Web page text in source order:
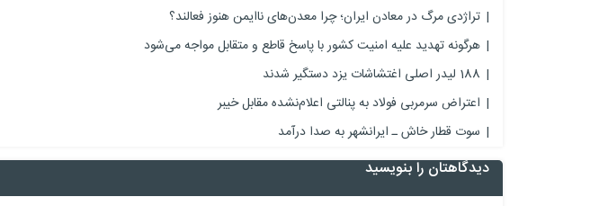
تراژدی مرگ در معادن ایران؛ چرا معدن‌های‌ ناایمن هنوز فعالند؟
هرگونه تهدید علیه امنیت کشور با پاسخ قاطع و متقابل مواجه می‌شود
188 لیدر اصلی اغتشاشات یزد دستگیر شدند
اعتراض سرمربی فولاد به پنالتی اعلام‌نشده مقابل خیبر
سوت قطار خاش ـ ایرانشهر به صدا درآمد
دیدگاهتان را بنویسید